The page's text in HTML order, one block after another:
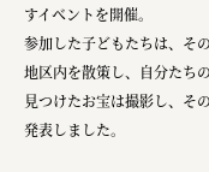
ピジョン株式会社
アトラス化成株式
複合的な形式で実
すイベントを開催。
参加した子どもたちは、そ
地区内を散策し、自分たち
見つけたお宝は撮影し、そ
発表しました。